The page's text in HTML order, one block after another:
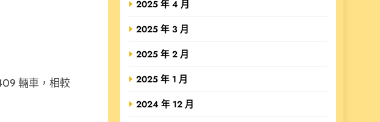
輛車，相較
2025 年 4 月
2025 年 3 月
2025 年 2 月
2025 年 1 月
2024 年 12 月